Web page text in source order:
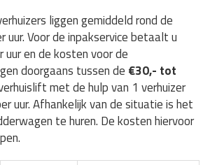
liggen gemiddeld rond de
uur. Voor de inpakservice betaalt u
uur en de kosten voor de
doorgaans tussen de €30,- tot
met de hulp van 1 verhuizer
uur. Afhankelijk van de situatie is het
te huren. De kosten hiervoor